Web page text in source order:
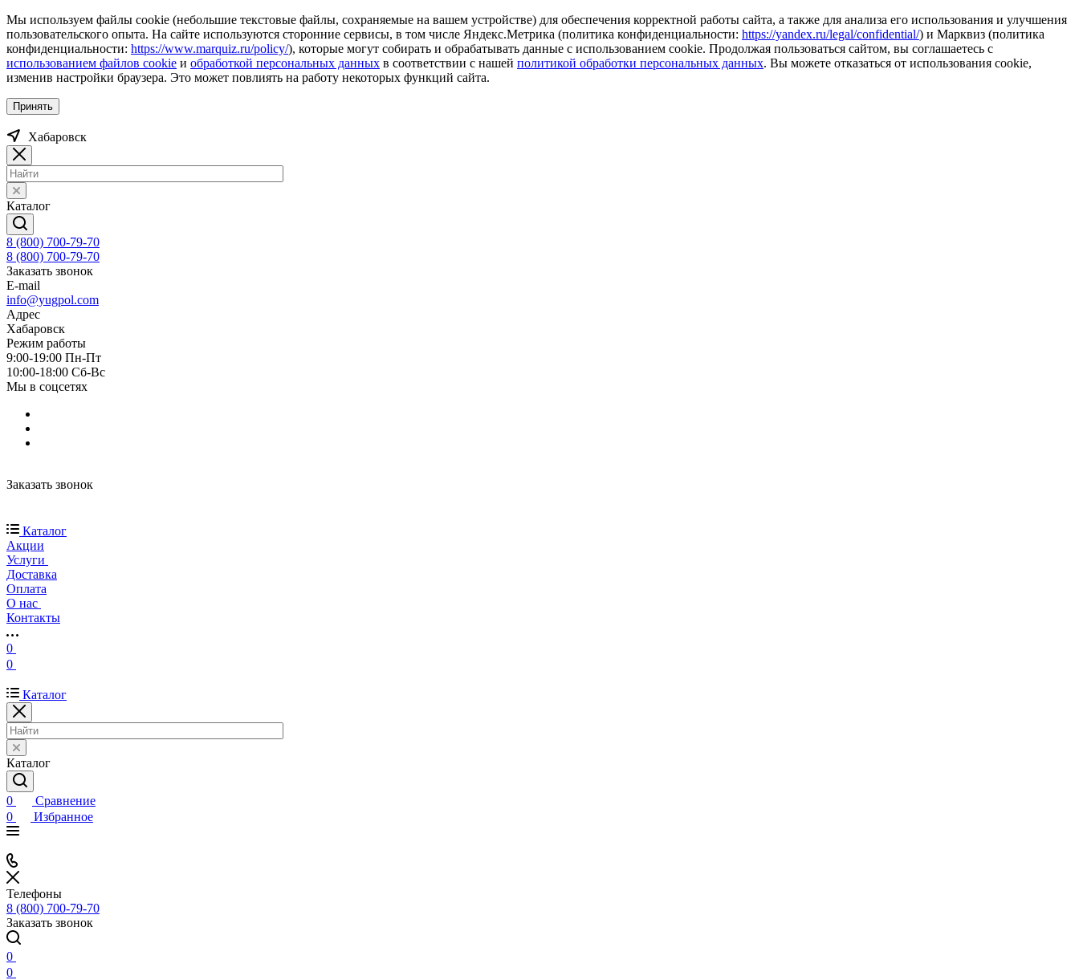
Мы используем файлы cookie (небольшие текстовые файлы, сохраняемые на вашем устройстве) для обеспечения корректной работы сайта, а также для анализа его использования и улучшения
пользовательского опыта. На сайте используются сторонние сервисы, в том числе Яндекс.Метрика (политика конфиденциальности: https://yandex.ru/legal/confidential/) и Марквиз (политика
конфиденциальности: https://www.marquiz.ru/policy/), которые могут собирать и обрабатывать данные с использованием cookie. Продолжая пользоваться сайтом, вы соглашаетесь с
использованием файлов cookie и обработкой персональных данных в соответствии с нашей политикой обработки персональных данных. Вы можете отказаться от использования cookie,
изменив настройки браузера. Это может повлиять на работу некоторых функций сайта.
Принять
Хабаровск
Каталог
8 (800) 700-79-70
8 (800) 700-79-70
Заказать звонок
E-mail
info@yugpol.com
Адрес
Хабаровск
Режим работы
9:00-19:00 Пн-Пт
10:00-18:00 Cб-Вс
Мы в соцсетях
Заказать звонок
Каталог
Акции
Услуги
Доставка
Оплата
О нас
Контакты
0
0
Каталог
Каталог
0
Сравнение
0
Избранное
Телефоны
8 (800) 700-79-70
Заказать звонок
0
0